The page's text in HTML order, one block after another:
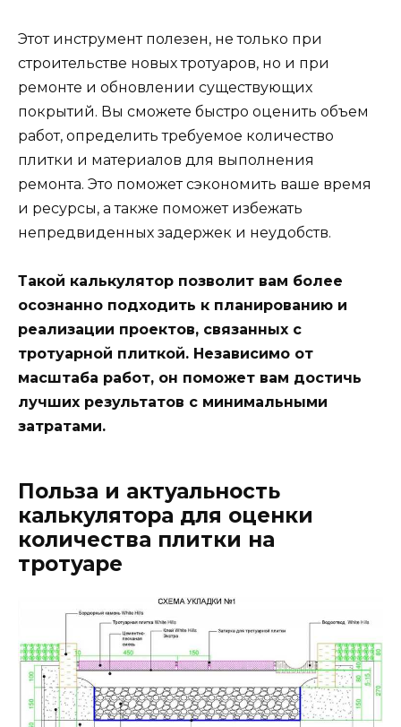
Этот инструмент полезен, не только при
строительстве новых тротуаров, но и при
ремонте и обновлении существующих
покрытий. Вы сможете быстро оценить объем
работ, определить требуемое количество
плитки и материалов для выполнения
ремонта. Это поможет сэкономить ваше время
и ресурсы, а также поможет избежать
непредвиденных задержек и неудобств.
Такой калькулятор позволит вам более
осознанно подходить к планированию и
реализации проектов, связанных с
тротуарной плиткой. Независимо от
масштаба работ, он поможет вам достичь
лучших результатов с минимальными
затратами.
Польза и актуальность
калькулятора для оценки
количества плитки на
тротуаре